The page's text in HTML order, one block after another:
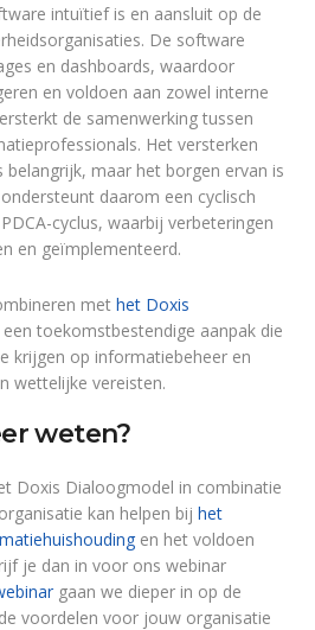
intuïtief is en aansluit op de
De software
en dashboards, waardoor
en voldoen aan zowel interne
de samenwerking tussen
Het versterken
belangrijk, maar het borgen ervan is
daarom een cyclisch
cyclus, waarbij verbeteringen
en geïmplementeerd.
met het Doxis
toekomstbestendige aanpak die
krijgen op informatiebeheer en
wettelijke vereisten.
weten?
Doxis Dialoogmodel in combinatie
kan helpen bij het
en het voldoen
je dan in voor ons webinar
gaan we dieper in op de
voordelen voor jouw organisatie